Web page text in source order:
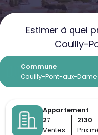
Estimer à quel
Couilly-
Commune
Couilly-Pont-aux-
Appartement
27
Ventes
2130
Prix